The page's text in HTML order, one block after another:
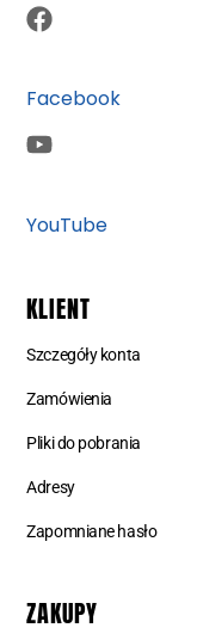
Facebook
YouTube
KLIENT
Szczegóły konta
Zamówienia
Pliki do pobrania
Adresy
Zapomniane hasło
ZAKUPY